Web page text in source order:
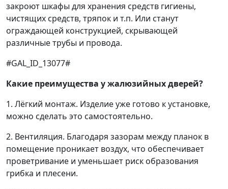
закроют шкафы для хранения средств гигиены,
чистящих средств, тряпок и т.п. Или станут
ограждающей конструкцией, скрывающей
различные трубы и провода.
#GAL_ID_13077#
Какие преимущества у жалюзийных дверей?
1. Лёгкий монтаж. Изделие уже готово к установке,
можно сделать это самостоятельно.
2. Вентиляция. Благодаря зазорам между планок в
помещение проникает воздух, что обеспечивает
проветривание и уменьшает риск образования
грибка и плесени.